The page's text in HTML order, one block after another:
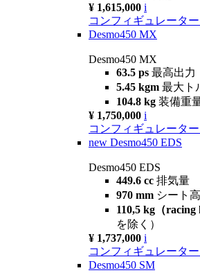
¥ 1,615,000 i
コンフィギュレーター
Desmo450 MX
Desmo450 MX
63.5 ps 最高出力
5.45 kgm 最大ト
104.8 kg 装備重
¥ 1,750,000 i
コンフィギュレーター
new Desmo450 EDS
Desmo450 EDS
449.6 cc 排気量
970 mm シート高
110,5 kg（racing
を除く）
¥ 1,737,000 i
コンフィギュレーター
Desmo450 SM